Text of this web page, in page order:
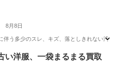
8月8日
伴う多少のスレ、キズ、落としきれない
ェア
い洋服、一袋まるまる買取